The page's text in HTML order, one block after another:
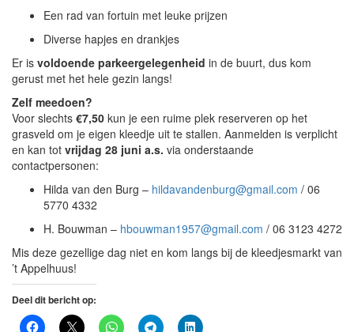
Een rad van fortuin met leuke prijzen
Diverse hapjes en drankjes
Er is voldoende parkeergelegenheid in de buurt, dus kom
gerust met het hele gezin langs!
Zelf meedoen?
Voor slechts €7,50 kun je een ruime plek reserveren op het
grasveld om je eigen kleedje uit te stallen. Aanmelden is verplicht
en kan tot vrijdag 28 juni a.s. via onderstaande
contactpersonen:
Hilda van den Burg – hildavandenburg@gmail.com / 06
5770 4332
H. Bouwman – hbouwman1957@gmail.com / 06 3123 4272
Mis deze gezellige dag niet en kom langs bij de kleedjesmarkt van
’t Appelhuus!
Deel dit bericht op: